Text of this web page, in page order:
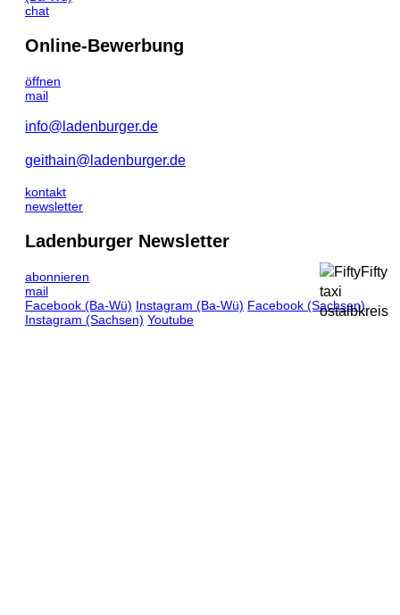
chat
Online-Bewerbung
öffnen
mail
info@ladenburger.de
geithain@ladenburger.de
kontakt
newsletter
Ladenburger Newsletter
abonnieren
mail
Facebook (Ba-Wü) Instagram (Ba-Wü) Facebook (Sachsen)
Instagram (Sachsen) Youtube